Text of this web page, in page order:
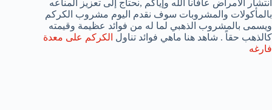
انتشار الأمراض عافانا الله وإياكم ,نحتاج إلى تعزيز المناعه
بالمأكولات والمشروبات سوف نقدم اليوم مشروب الكركم
ويسمى بالمشروب الذهبي لما له من فوائد عظيمة وقيمته
كالذهب حقاً . شاهد هنا ماهي فوائد تناول الكركم على معدة
فارغه